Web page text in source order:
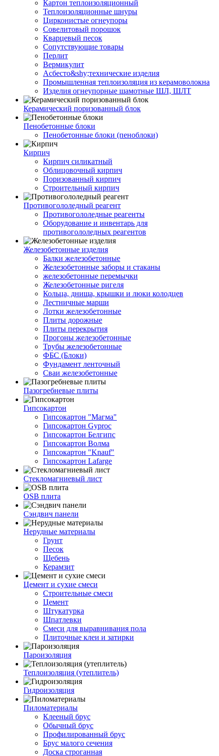
Картон теплоизоляционный
Теплоизоляционные шнуры
Цирконистые огнеупоры
Совелитовый порошок
Кварцевый песок
Сопутствующие товары
Перлит
Вермикулит
Асбесто&shy;технические изделия
Промышленная теплоизоляция из керамоволокна
Изделия огнеупорные шамотные ШЛ, ШЛТ
Керамический поризованный блок
Пенобетонные блоки
Пенобетонные блоки (пеноблоки)
Кирпич
Кирпич силикатный
Облицовочный кирпич
Поризованный кирпич
Строительный кирпич
Противогололедный реагент
Противогололедные реагенты
Оборудование и инвентарь для
противогололедных реагентов
Железобетонные изделия
Балки железобетонные
Железобетонные заборы и стаканы
железобетонные перемычки
Железобетонные ригеля
Кольца, днища, крышки и люки колодцев
Лестничные марши
Лотки железобетонные
Плиты дорожные
Плиты перекрытия
Прогоны железобетонные
Трубы железобетонные
ФБС (Блоки)
Фундамент ленточный
Сваи железобетонные
Пазогребневые плиты
Гипсокартон
Гипсокартон "Магма"
Гипсокартон Gyproc
Гипсокартон Белгипс
Гипсокартон Волма
Гипсокартон "Knauf"
Гипсокартон Lafarge
Стекломагниевый лист
OSB плита
Сэндвич панели
Нерудные материалы
Грунт
Песок
Щебень
Керамзит
Цемент и сухие смеси
Строительные смеси
Цемент
Штукатурка
Шпатлевки
Смеси для выравнивания пола
Плиточные клеи и затирки
Пароизоляция
Теплоизоляция (утеплитель)
Гидроизоляция
Пиломатериалы
Клееный брус
Обычный брус
Профилированный брус
Брус малого сечения
Доска строганная